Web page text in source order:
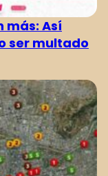
más: Así
ser multado